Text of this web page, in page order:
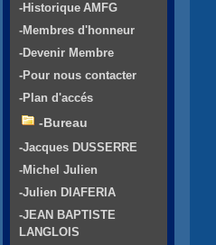
-Historique AMFG
-Membres d'honneur
-Devenir Membre
-Pour nous contacter
-Plan d'accés
-Bureau
-Jacques DUSSERRE
-Michel Julien
-Julien DIAFERIA
-JEAN BAPTISTE
LANGLOIS